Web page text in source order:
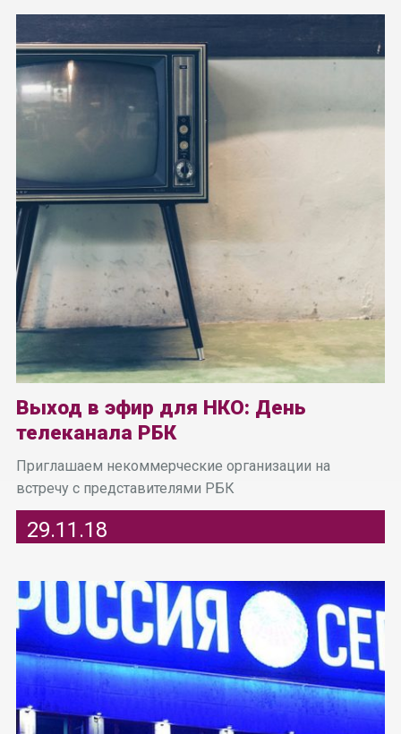
Выход в эфир для НКО: День
телеканала РБК
Приглашаем некоммерческие организации на
встречу с представителями РБК
29.11.18